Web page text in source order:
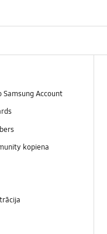
Samsung Account
kopiena